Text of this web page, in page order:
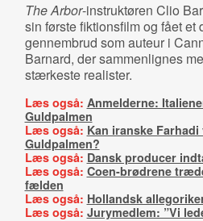
The Arbor-instruktøren Clio
sin første fiktionsfilm og fået et
gennembrud som auteur i
Barnard, der sammenlignes
stærkeste realister.
Læs også: Anmelderne:
Guldpalmen
Læs også: Kan iranske Farhadi
Guldpalmen?
Læs også: Dansk producer
Læs også: Coen-brødrene
fælden
Læs også: Hollandsk
Læs også: Jurymedlem: ”Vi